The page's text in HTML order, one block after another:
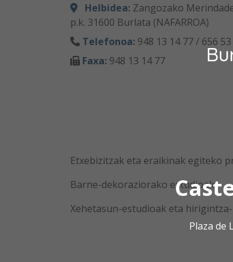
Plaza de
Helbidea: Zangozako
p.k. 31600 Burlata (NAFARROA)
Telefonoa: 948 13 14 77 / 656
Faxa: 948 13 14 77
Etxebizitzak eta eraikinak egiteko
Barne-dekoraziorako estudioak.
Xehetasun-estudioak eta